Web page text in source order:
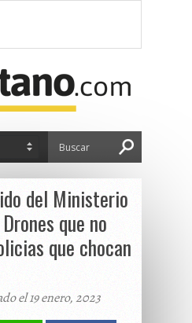
del Ministerio
que no
que chocan
el 19 enero, 2023